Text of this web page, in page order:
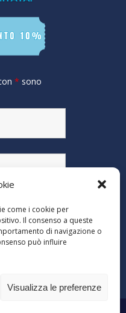
come i cookie per
Il consenso a queste
di navigazione o
può influire
Visualizza le preferenze
* sono
di aver letto
alla